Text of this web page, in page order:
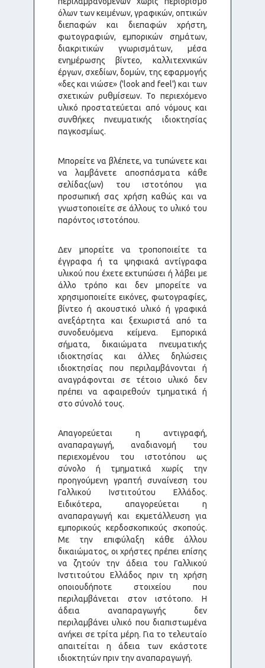
όλων των κειμένων, γραφικών, οπτικών
διεπαφών και διεπαφών χρήστη,
φωτογραφιών, εμπορικών σημάτων,
διακριτικών γνωρισμάτων, μέσα
ενημέρωσης βίντεο, καλλιτεχνικών
έργων, σχεδίων, δομών, της εφαρμογής
«δες και νιώσε» ('look and feel') και των
σχετικών ρυθμίσεων. Το περιεχόμενο
υλικό προστατεύεται από νόμους και
συνθήκες πνευματικής ιδιοκτησίας
παγκοσμίως.
Μπορείτε να βλέπετε, να τυπώνετε και
να λαμβάνετε αποσπάσματα κάθε
σελίδας(ων) του ιστοτόπου για
προσωπική σας χρήση καθώς και να
γνωστοποιείτε σε άλλους το υλικό του
παρόντος ιστοτόπου.
Δεν μπορείτε να τροποποιείτε τα
έγγραφα ή τα ψηφιακά αντίγραφα
υλικού που έχετε εκτυπώσει ή λάβει με
άλλο τρόπο και δεν μπορείτε να
χρησιμοποιείτε εικόνες, φωτογραφίες,
βίντεο ή ακουστικό υλικό ή γραφικά
ανεξάρτητα και ξεχωριστά από τα
συνοδευόμενα κείμενα. Εμπορικά
σήματα, δικαιώματα πνευματικής
ιδιοκτησίας και άλλες δηλώσεις
ιδιοκτησίας που περιλαμβάνονται ή
αναγράφονται σε τέτοιο υλικό δεν
πρέπει να αφαιρεθούν τμηματικά ή
στο σύνολό τους.
Απαγορεύεται η αντιγραφή,
αναπαραγωγή, αναδιανομή του
περιεχομένου του ιστοτόπου ως
σύνολο ή τμηματικά χωρίς την
προηγούμενη γραπτή συναίνεση του
Γαλλικού Ινστιτούτου Ελλάδος.
Ειδικότερα, απαγορεύεται η
αναπαραγωγή και εκμετάλλευση για
εμπορικούς κερδοσκοπικούς σκοπούς.
Με την επιφύλαξη κάθε άλλου
δικαιώματος, οι χρήστες πρέπει επίσης
να ζητούν την άδεια του Γαλλικού
Ινστιτούτου Ελλάδος πριν τη χρήση
οποιουδήποτε στοιχείου που
περιλαμβάνεται στον ιστότοπο. Η
άδεια αναπαραγωγής δεν
περιλαμβάνει υλικό που διαπιστωμένα
ανήκει σε τρίτα μέρη. Για το τελευταίο
απαιτείται η άδεια των εκάστοτε
ιδιοκτητών πριν την αναπαραγωγή.